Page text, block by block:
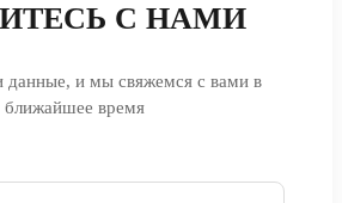
С НАМИ
данные, и мы свяжемся с вами в
ближайшее время